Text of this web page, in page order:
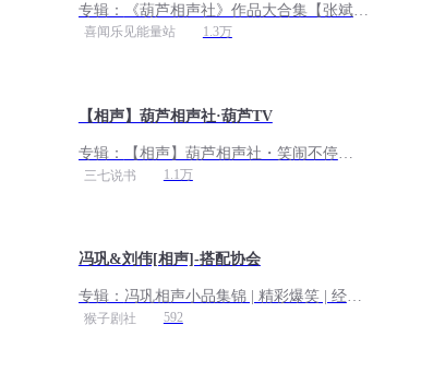
专辑：
《葫芦相声社》作品大合集【张斌&
张锋岩】
喜闻乐见能量站 1.3万
【相声】葫芦相声社·葫芦TV
专辑：
【相声】葫芦相声社・笑闹不停
（2026 全更新）
三七说书 1.1万
冯巩&刘伟[相声]-搭配协会
专辑： 冯巩相声小品集锦 | 精彩爆笑 | 经典
重现
猴子剧社 592